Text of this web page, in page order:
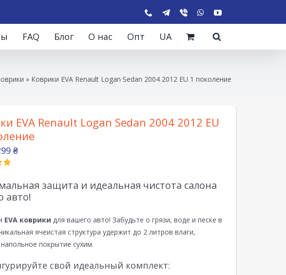
FAQ Блог О нас Опт UA
» Коврики EVA Renault Logan Sedan 2004 2012 EU 1 поколение
EVA Renault Logan Sedan 2004 2012 EU
₴
защита и идеальная чистота салона
авто!
EVA коврики для вашего авто! Забудьте о грязи, воде и песке в
ячеистая структура удержит до 2 литров влаги,
покрытие сухим.
свой идеальный комплект: